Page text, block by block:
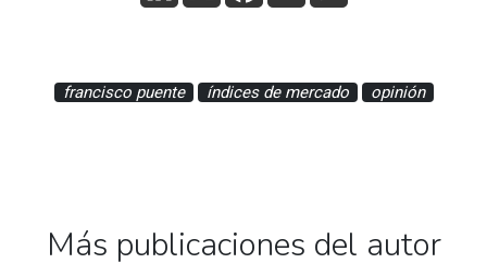
francisco puente índices de mercado opinión
Más publicaciones del autor